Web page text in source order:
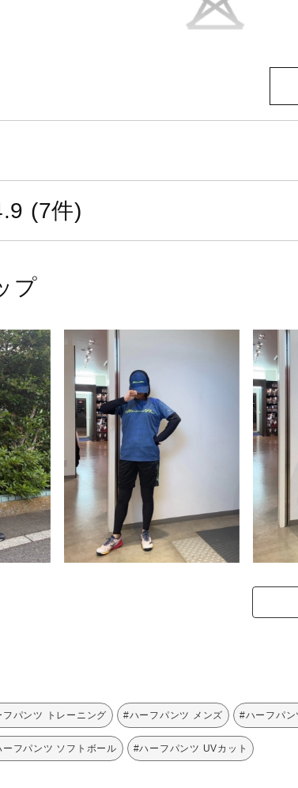
底
て
る
い操作によるウエット
M、L、O、XO、2XO
：ブラック
：ダズリングブルー
リエステル70％、ポリエステル／ポリプロピレン30
イ製
程：Water Preservation dyeという技法を採用する
(7件)
プ
フパンツ トレーニング #ハーフパンツ メンズ #ハーフパ
ーフパンツ ソフトボール #ハーフパンツ UVカット